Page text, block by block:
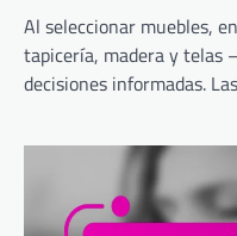
Al seleccionar muebles,
tapicería, madera y telas
decisiones informadas.